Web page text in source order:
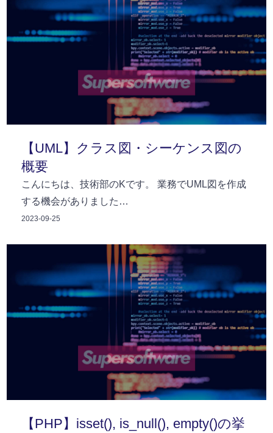
【UML】クラス図・シーケンス図の
概要
こんにちは、技術部のKです。 業務でUML図を作成
する機会がありました…
2023-09-25
【PHP】isset(), is_null(), empty()の挙